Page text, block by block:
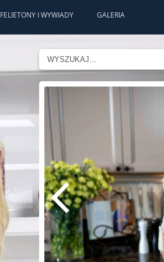
FELIETONY I WYWIADY GALERIA